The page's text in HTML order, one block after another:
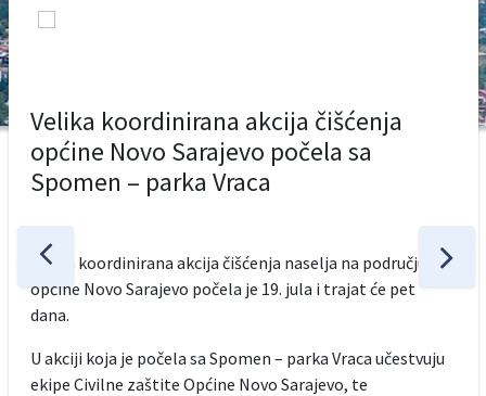
Velika koordinirana akcija čišćenja
općine Novo Sarajevo počela sa
Spomen – parka Vraca
Velika koordinirana akcija čišćenja naselja na području
općine Novo Sarajevo počela je 19. jula i trajat će pet
dana.
U akciji koja je počela sa Spomen – parka Vraca učestvuju
ekipe Civilne zaštite Općine Novo Sarajevo, te